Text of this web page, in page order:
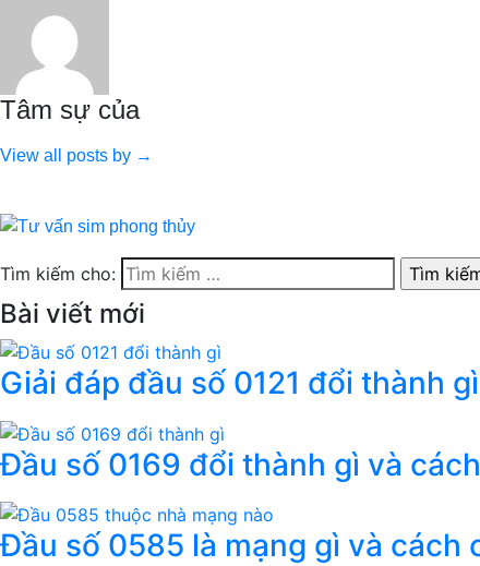
Tâm sự của
View all posts by →
Tìm kiếm cho:
Bài viết mới
Giải đáp đầu số 0121 đổi thành
Đầu số 0169 đổi thành gì và
Đầu số 0585 là mạng gì và cách